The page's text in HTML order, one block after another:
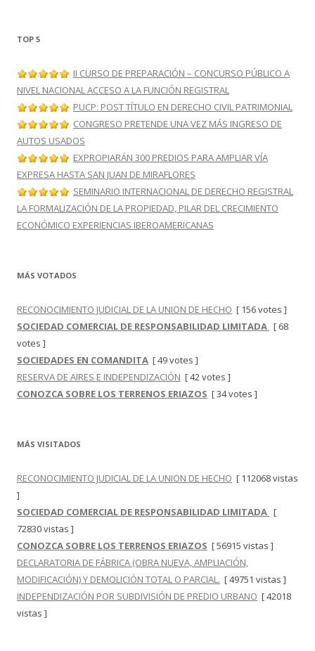
TOP 5
II CURSO DE PREPARACIÓN – CONCURSO PÚBLICO A
NIVEL NACIONAL ACCESO A LA FUNCIÓN REGISTRAL
PUCP: POST TÍTULO EN DERECHO CIVIL PATRIMONIAL
CONGRESO PRETENDE UNA VEZ MÁS INGRESO DE
AUTOS USADOS
EXPROPIARÁN 300 PREDIOS PARA AMPLIAR VÍA
EXPRESA HASTA SAN JUAN DE MIRAFLORES
SEMINARIO INTERNACIONAL DE DERECHO REGISTRAL
LA FORMALIZACIÓN DE LA PROPIEDAD, PILAR DEL CRECIMIENTO
ECONÓMICO EXPERIENCIAS IBEROAMERICANAS
MÁS VOTADOS
RECONOCIMIENTO JUDICIAL DE LA UNION DE HECHO [ 156 votes ]
SOCIEDAD COMERCIAL DE RESPONSABILIDAD LIMITADA [ 68
votes ]
SOCIEDADES EN COMANDITA [ 49 votes ]
RESERVA DE AIRES E INDEPENDIZACIÓN [ 42 votes ]
CONOZCA SOBRE LOS TERRENOS ERIAZOS [ 34 votes ]
MÁS VISITADOS
RECONOCIMIENTO JUDICIAL DE LA UNION DE HECHO [ 112068 vistas
]
SOCIEDAD COMERCIAL DE RESPONSABILIDAD LIMITADA [
72830 vistas ]
CONOZCA SOBRE LOS TERRENOS ERIAZOS [ 56915 vistas ]
DECLARATORIA DE FÁBRICA (OBRA NUEVA, AMPLIACIÓN,
MODIFICACIÓN) Y DEMOLICIÓN TOTAL O PARCIAL. [ 49751 vistas ]
INDEPENDIZACIÓN POR SUBDIVISIÓN DE PREDIO URBANO [ 42018
vistas ]